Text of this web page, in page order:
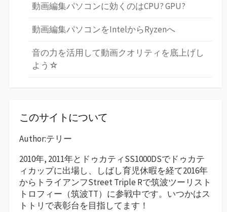
動画編集パソコンに効くのはCPU? GPU?
動画編集パソコンをIntelからRyzenへ
音の力を活用して動画クオリティを底上げし
よう☆
このサイトについて
Author:テリー
2010年, 2011年とドゥカティSS1000DSでドゥカテ
ィカップに出場し、しばし育児休暇を経て2016年
からトライアンフStreet Triple Rで筑波ツーリスト
トロフィー（筑波TT）に参戦中です。いつかはス
トトリで表彰台を目指してます！